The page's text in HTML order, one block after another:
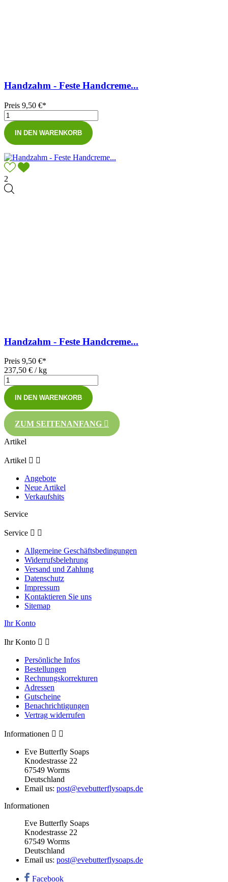
Handzahm - Feste Handcreme...
Preis 9,50 €*
IN DEN WARENKORB
2
Handzahm - Feste Handcreme...
Preis 9,50 €*
237,50 € / kg
IN DEN WARENKORB
ZUM SEITENANFANG 
Artikel
Artikel  
Angebote
Neue Artikel
Verkaufshits
Service
Service  
Allgemeine Geschäftsbedingungen
Widerrufsbelehrung
Versand und Zahlung
Datenschutz
Impressum
Kontaktieren Sie uns
Sitemap
Ihr Konto
Ihr Konto  
Persönliche Infos
Bestellungen
Rechnungskorrekturen
Adressen
Gutscheine
Benachrichtigungen
Vertrag widerrufen
Informationen  
Eve Butterfly Soaps
Knodestrasse 22
67549 Worms
Deutschland
Email us: post@evebutterflysoaps.de
Informationen
Eve Butterfly Soaps
Knodestrasse 22
67549 Worms
Deutschland
Email us: post@evebutterflysoaps.de
Facebook